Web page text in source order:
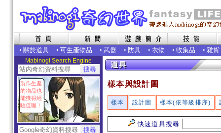
• 關於道具 • 可生產物品 • 武器 • 防具 • 衣物 • 收集品 • 雜貨
Mabinogi Search Engine
製作生產
的物品也
能獲得經
驗值喔！
樣本與設計圖
樣本 設計圖 樣本(依等級排序)
快速道具搜尋